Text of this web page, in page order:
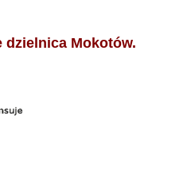
dzielnica Mokotów.